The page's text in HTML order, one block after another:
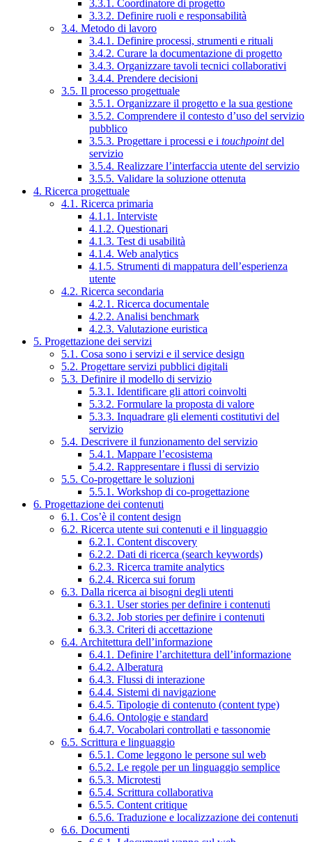
3.3.1. Coordinatore di progetto
3.3.2. Definire ruoli e responsabilità
3.4. Metodo di lavoro
3.4.1. Definire processi, strumenti e rituali
3.4.2. Curare la documentazione di progetto
3.4.3. Organizzare tavoli tecnici collaborativi
3.4.4. Prendere decisioni
3.5. Il processo progettuale
3.5.1. Organizzare il progetto e la sua gestione
3.5.2. Comprendere il contesto d’uso del servizio
pubblico
3.5.3. Progettare i processi e i touchpointdel
servizio
3.5.4. Realizzare l’interfaccia utente del servizio
3.5.5. Validare la soluzione ottenuta
4. Ricerca progettuale
4.1. Ricerca primaria
4.1.1. Interviste
4.1.2. Questionari
4.1.3. Test di usabilità
4.1.4. Web analytics
4.1.5. Strumenti di mappatura dell’esperienza
utente
4.2. Ricerca secondaria
4.2.1. Ricerca documentale
4.2.2. Analisi benchmark
4.2.3. Valutazione euristica
5. Progettazione dei servizi
5.1. Cosa sono i servizi e il service design
5.2. Progettare servizi pubblici digitali
5.3. Definire il modello di servizio
5.3.1. Identificare gli attori coinvolti
5.3.2. Formulare la proposta di valore
5.3.3. Inquadrare gli elementi costitutivi del
servizio
5.4. Descrivere il funzionamento del servizio
5.4.1. Mappare l’ecosistema
5.4.2. Rappresentare i flussi di servizio
5.5. Co-progettare le soluzioni
5.5.1. Workshop di co-progettazione
6. Progettazione dei contenuti
6.1. Cos’è il content design
6.2. Ricerca utente sui contenuti e il linguaggio
6.2.1. Content discovery
6.2.2. Dati di ricerca (search keywords)
6.2.3. Ricerca tramite analytics
6.2.4. Ricerca sui forum
6.3. Dalla ricerca ai bisogni degli utenti
6.3.1. User stories per definire i contenuti
6.3.2. Job stories per definire i contenuti
6.3.3. Criteri di accettazione
6.4. Architettura dell’informazione
6.4.1. Definire l’architettura dell’informazione
6.4.2. Alberatura
6.4.3. Flussi di interazione
6.4.4. Sistemi di navigazione
6.4.5. Tipologie di contenuto (content type)
6.4.6. Ontologie e standard
6.4.7. Vocabolari controllati e tassonomie
6.5. Scrittura e linguaggio
6.5.1. Come leggono le persone sul web
6.5.2. Le regole per un linguaggio semplice
6.5.3. Microtesti
6.5.4. Scrittura collaborativa
6.5.5. Content critique
6.5.6. Traduzione e localizzazione dei contenuti
6.6. Documenti